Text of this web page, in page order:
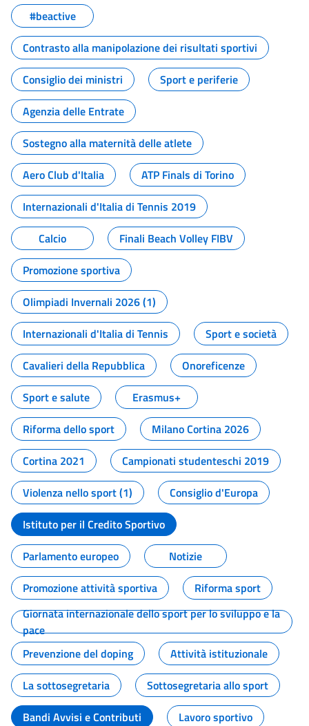
#beactive
Contrasto alla manipolazione dei risultati sportivi
Consiglio dei ministri
Sport e periferie
Agenzia delle Entrate
Sostegno alla maternità delle atlete
Aero Club d'Italia
ATP Finals di Torino
Internazionali d'Italia di Tennis 2019
Calcio
Finali Beach Volley FIBV
Promozione sportiva
Olimpiadi Invernali 2026 (1)
Internazionali d'Italia di Tennis
Sport e società
Cavalieri della Repubblica
Onoreficenze
Sport e salute
Erasmus+
Riforma dello sport
Milano Cortina 2026
Cortina 2021
Campionati studenteschi 2019
Violenza nello sport (1)
Consiglio d'Europa
Istituto per il Credito Sportivo
Parlamento europeo
Notizie
Promozione attività sportiva
Riforma sport
Giornata internazionale dello sport per lo sviluppo e la
pace
Prevenzione del doping
Attività istituzionale
La sottosegretaria
Sottosegretaria allo sport
Bandi Avvisi e Contributi
Lavoro sportivo